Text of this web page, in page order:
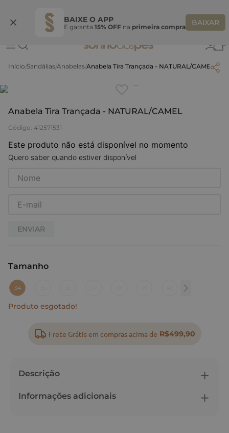
BAIXE O APP
E garanta 15% OFF na primeira compra BAIXAR
Ganhe 10% OFF na coleção utilizando o código do seu vendedor*
Sandálias Anabelas Anabela Tira Trançada - NATURAL/CAMEL
Anabela Tira Trançada - NATURAL/CAMEL
Código: 412571531
Este produto não está disponível no momento
Quero saber quando estiver disponível
ENVIAR
Tamanho
: 34
34
Produto esgotado!
Frete Grátis em compras acima de R$499,90
Descrição
Informações adicionais